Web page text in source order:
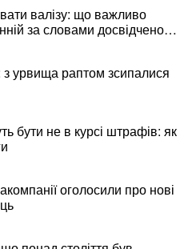
валізу: що важливо
за словами досвідченої
урвища раптом зсипалися
бути не в курсі штрафів: як
оголосили про нові